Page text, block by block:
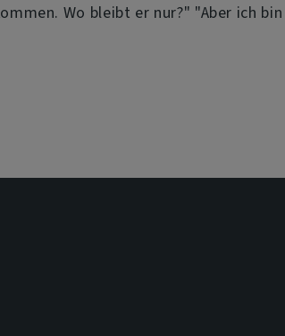
Wo bleibt er nur?" "Aber ich